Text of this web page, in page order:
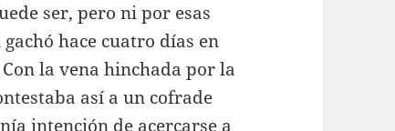
ser, pero ni por esas
hace cuatro días en
la vena hinchada por la
así a un cofrade
intención de acercarse a